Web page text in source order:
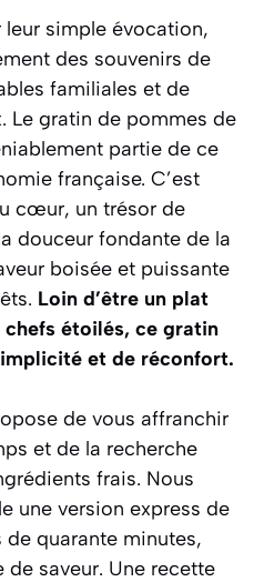
simple évocation,
des souvenirs de
familiales et de
Le gratin de pommes de
partie de ce
française. C’est
cœur, un trésor de
douceur fondante de la
boisée et puissante
Loin d’être un plat
étoilés, ce gratin
et de réconfort.
de vous affranchir
et de la recherche
frais. Nous
une version express de
quarante minutes,
de saveur. Une recette